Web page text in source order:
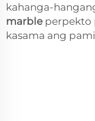
kahanga-
marble perpekto
kasama ang